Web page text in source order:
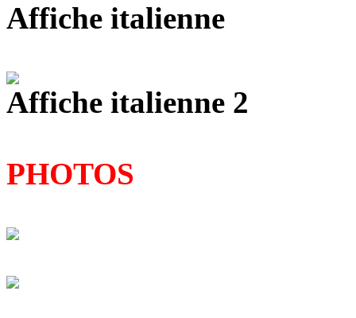
Affiche italienne
Affiche italienne 2
PHOTOS